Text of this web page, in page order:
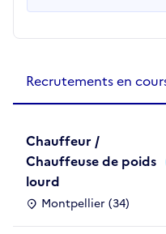
Recrutements en
Chauffeur /
Chauffeuse de poids
lourd
Montpellier (34)